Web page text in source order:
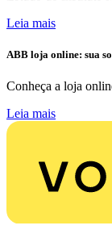
Leia mais
ABB loja online: sua
Conheça a loja
Leia mais